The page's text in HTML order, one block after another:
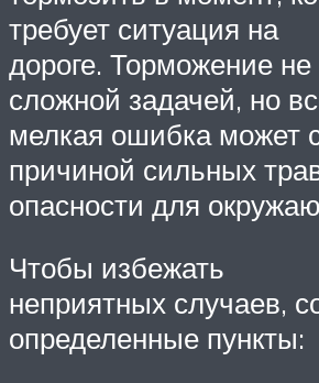
требует ситуация на
дороге. Торможение
сложной задачей, но
мелкая ошибка может
причиной сильных
опасности для
Чтобы избежать
неприятных случаев,
определенные пункты: